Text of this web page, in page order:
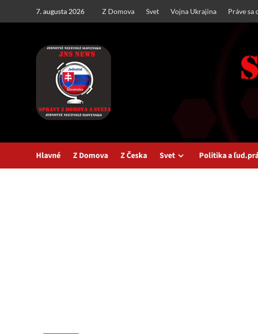
7. augusta 2026 Z Domova Svet Vojna Ukrajina Práve sa
Hlavné Z Domova Z Česka Svet Politika a